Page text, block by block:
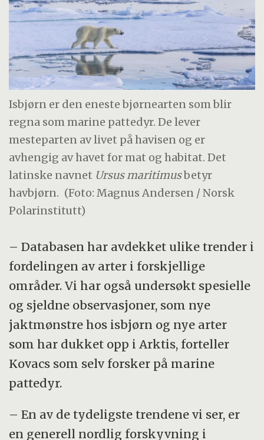
Isbjørn er den eneste bjørnearten som blir
regna som marine pattedyr. De lever
mesteparten av livet på havisen og er
avhengig av havet for mat og habitat. Det
latinske navnet Ursus maritimusbetyr
havbjørn. (Foto: Magnus Andersen / Norsk
Polarinstitutt)
– Databasen har avdekket ulike trender i
fordelingen av arter i forskjellige
områder. Vi har også undersøkt spesielle
og sjeldne observasjoner, som nye
jaktmønstre hos isbjørn og nye arter
som har dukket opp i Arktis, forteller
Kovacs som selv forsker på marine
pattedyr.
– En av de tydeligste trendene vi ser, er
en generell nordlig forskyvning i